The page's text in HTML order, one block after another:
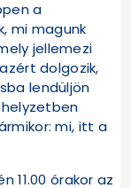
a
mi magunk
jellemezi
dolgozik,
lendüljön
mi, itt a
11.00 órakor az